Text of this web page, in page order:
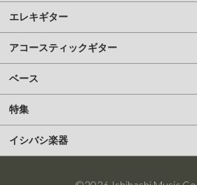
エレキギター
アコースティックギター
ベース
特集
イシバシ楽器